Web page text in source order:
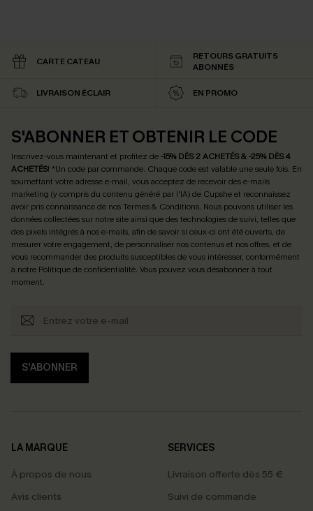
CARTE CATEAU
RETOURS GRATUITS
ABONNÉS
LIVRAISON ÉCLAIR EN PROMO
S'ABONNER ET OBTENIR LE CODE
Inscrivez-vous maintenant et profitez de -15% DÈS 2 ACHETÉS & -25% DÈS 4
ACHETÉS! *Un code par commande. Chaque code est valable une seule fois. En
soumettant votre adresse e-mail, vous acceptez de recevoir des e-mails
marketing (y compris du contenu généré par l'IA) de Cupshe et reconnaissez
avoir pris connaissance de nosTermes & Conditions. Nous pouvons utiliser les
données collectées sur notre site ainsi que des technologies de suivi, telles que
des pixels intégrés à nos e-mails, afin de savoir si ceux-ci ont été ouverts, de
mesurer votre engagement, de personnaliser nos contenus et nos offres, et de
vous recommander des produits susceptibles de vous intéresser, conformément
à notre Politique de confidentialité. Vous pouvez vous désabonner à tout
moment.
S'ABONNER
LA MARQUE
À propos de nous
Avis clients
SERVICES
Livraison offerte dès 55 €
Suivi de commande